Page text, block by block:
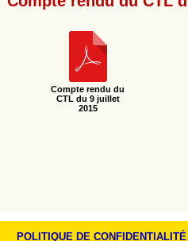
Compte rendu du
CTL du 9 juillet
2015
POLITIQUE DE CONFIDENTIALITÉ